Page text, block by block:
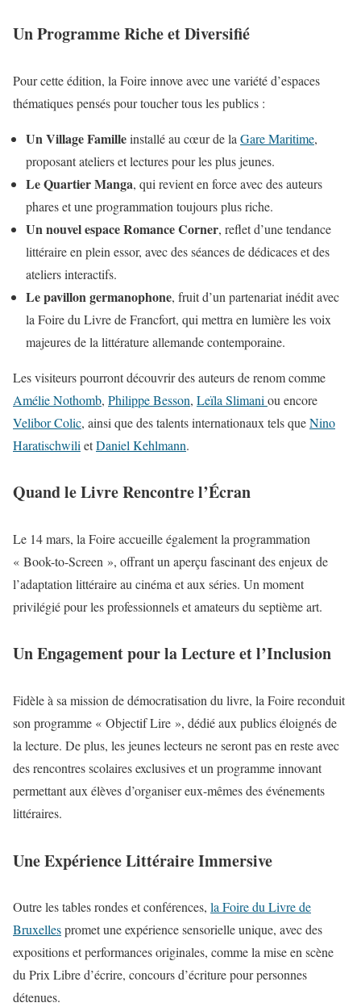
Un Programme Riche et Diversifié
Pour cette édition, la Foire innove avec une variété d’espaces
thématiques pensés pour toucher tous les publics :
Un Village Familleinstallé au cœur de la Gare Maritime,
proposant ateliers et lectures pour les plus jeunes.
Le Quartier Manga, qui revient en force avec des auteurs
phares et une programmation toujours plus riche.
Un nouvel espace Romance Corner, reflet d’une tendance
littéraire en plein essor, avec des séances de dédicaces et des
ateliers interactifs.
Le pavillon germanophone, fruit d’un partenariat inédit avec
la Foire du Livre de Francfort, qui mettra en lumière les voix
majeures de la littérature allemande contemporaine.
Les visiteurs pourront découvrir des auteurs de renom comme
Amélie Nothomb, Philippe Besson, Leïla Slimani ou encore
Velibor Colic, ainsi que des talents internationaux tels queNino
Haratischwili etDaniel Kehlmann.
Quand le Livre Rencontre l’Écran
Le 14 mars, la Foire accueille également la programmation
« Book-to-Screen », offrant un aperçu fascinant des enjeux de
l’adaptation littéraire au cinéma et aux séries. Un moment
privilégié pour les professionnels et amateurs du septième art.
Un Engagement pour la Lecture et l’Inclusion
Fidèle à sa mission de démocratisation du livre, la Foire reconduit
son programme « Objectif Lire », dédié aux publics éloignés de
la lecture. De plus, les jeunes lecteurs ne seront pas en reste avec
des rencontres scolaires exclusives et un programme innovant
permettant aux élèves d’organiser eux-mêmes des événements
littéraires.
Une Expérience Littéraire Immersive
Outre les tables rondes et conférences, la Foire du Livre de
Bruxellespromet une expérience sensorielle unique, avec des
expositions et performances originales, comme la mise en scène
du Prix Libre d’écrire, concours d’écriture pour personnes
détenues.